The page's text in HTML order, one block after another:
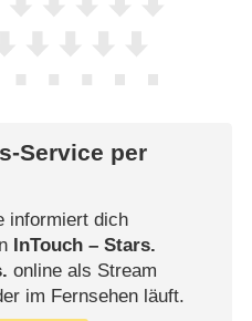
Service per
informiert dich
InTouch – Stars.
online als Stream
im Fernsehen läuft.